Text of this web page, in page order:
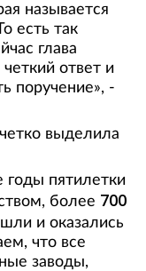
называется
есть так
глава
четкий ответ и
поручение», -
выделила
пятилетки
более 700
и оказались
что все
заводы,